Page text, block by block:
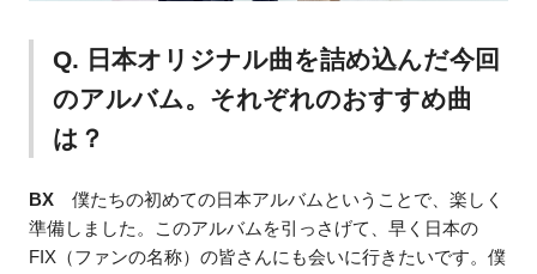
Q. 日本オリジナル曲を詰め込んだ今回
のアルバム。それぞれのおすすめ曲
は？
BX 僕たちの初めての日本アルバムということで、楽しく
準備しました。このアルバムを引っさげて、早く日本の
FIX（ファンの名称）の皆さんにも会いに行きたいです。僕